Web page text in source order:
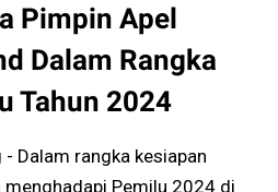
Pimpin Apel
Dalam Rangka
Tahun 2024
Dalam rangka kesiapan
Pemilu 2024 di